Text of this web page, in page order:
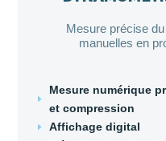
Mesure précise
manuelles en
E
Mesure numérique
et compression
E Affichage digital